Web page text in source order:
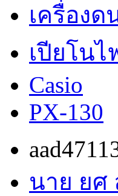
เครื่อง
เปียโนไ
Casio
PX-130
นาย ยศ